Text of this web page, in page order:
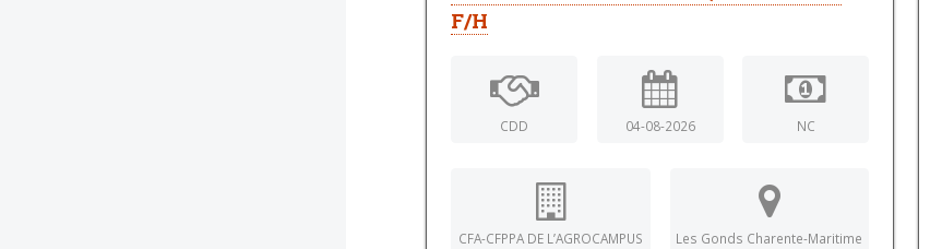
F/H
CDD 04-08-2026 NC
CFA-CFPPA DE L’AGROCAMPUS
Les Gonds Charente-Maritime